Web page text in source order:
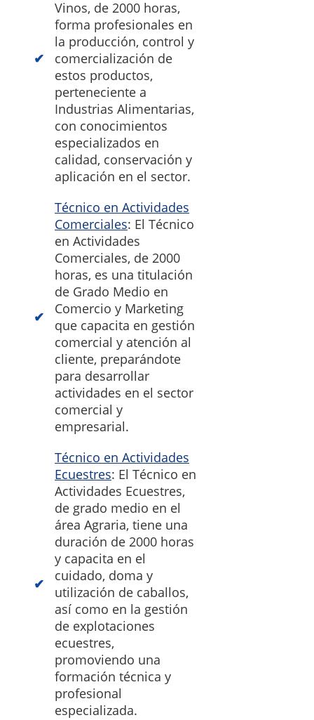
Vinos, de 2000 horas,
forma profesionales en
la producción, control y
comercialización de
estos productos,
perteneciente a
Industrias Alimentarias,
con conocimientos
especializados en
calidad, conservación y
aplicación en el sector.
Técnico en Actividades
Comerciales: El Técnico
en Actividades
Comerciales, de 2000
horas, es una titulación
de Grado Medio en
Comercio y Marketing
que capacita en gestión
comercial y atención al
cliente, preparándote
para desarrollar
actividades en el sector
comercial y
empresarial.
Técnico en Actividades
Ecuestres: El Técnico en
Actividades Ecuestres,
de grado medio en el
área Agraria, tiene una
duración de 2000 horas
y capacita en el
cuidado, doma y
utilización de caballos,
así como en la gestión
de explotaciones
ecuestres,
promoviendo una
formación técnica y
profesional
especializada.